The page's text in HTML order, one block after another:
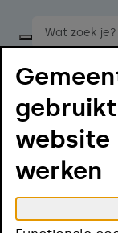
Start een
Menu
Home Regelen
website
werken